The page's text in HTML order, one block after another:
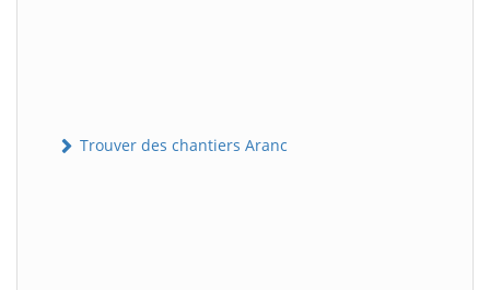
Trouver des chantiers Aranc